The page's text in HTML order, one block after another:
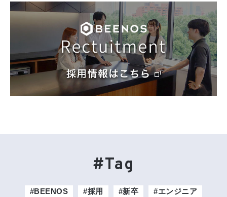
#Tag
#BEENOS #採用 #新卒 #エンジニア